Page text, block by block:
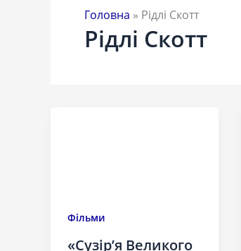
Головна » Рідлі Скотт
Рідлі Скотт
Фільми
«Сузір’я Великого